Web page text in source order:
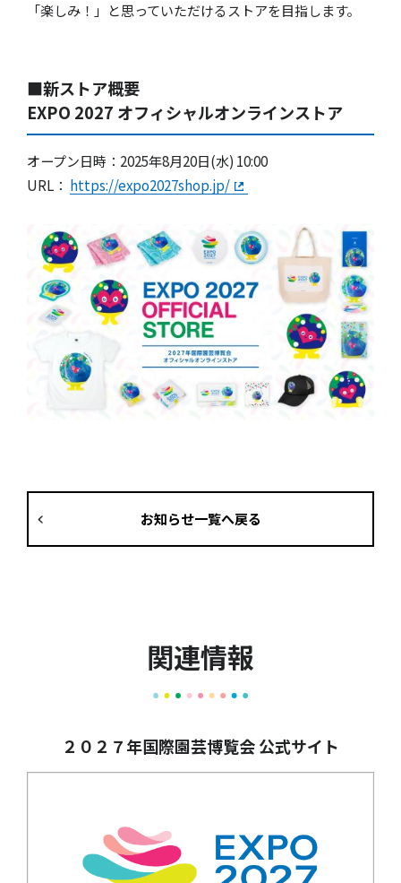
「楽しみ！」と思っていただけるストアを目指します。
■新ストア概要
EXPO 2027 オフィシャルオンラインストア
オープン日時：2025年8月20日(水) 10:00
URL： https://expo2027shop.jp/
お知らせ一覧へ戻る
関連情報
２０２７年国際園芸博覧会 公式サイト